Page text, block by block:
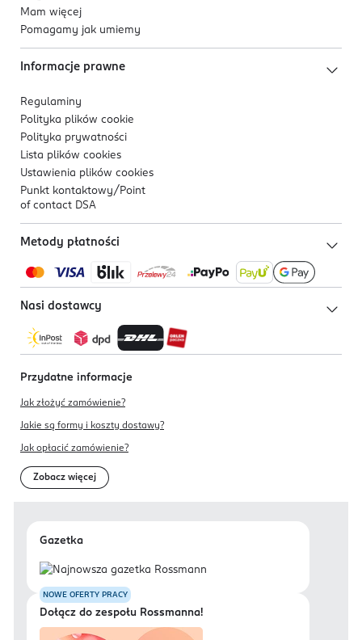
Mam więcej
Pomagamy jak umiemy
Informacje prawne
Regulaminy
Polityka plików cookie
Polityka prywatności
Lista plików cookies
Ustawienia plików cookies
Punkt kontaktowy/ Point
of contact DSA
Metody płatności
Nasi dostawcy
Przydatne informacje
Jak złożyć zamówienie?
Jakie są formy i koszty dostawy?
Jak opłacić zamówienie?
Zobacz więcej
Gazetka
NOWE OFERTY PRACY
Dołącz do zespołu Rossmanna!